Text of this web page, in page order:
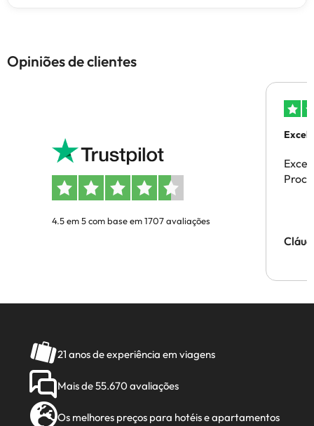
Opiniões de clientes
4.5 em 5 com base em 1707 avaliações
21 anos de experiência em viagens
Mais de 55.670 avaliações
Os melhores preços para hotéis e apartamentos